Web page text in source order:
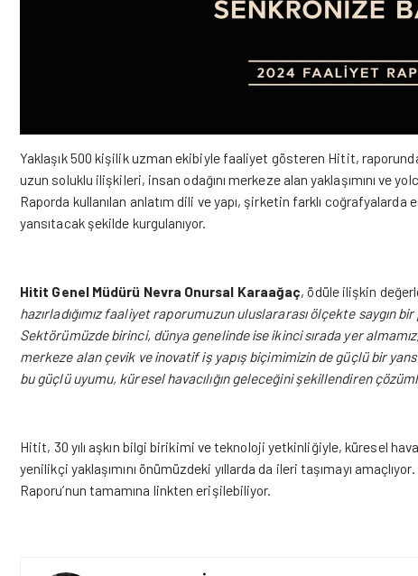
Yaklaşık 500 kişilik uzman ekibiyle faaliyet gösteren Hitit,
uzun soluklu ilişkileri, insan odağını merkeze alan yaklaşımını ve
Raporda kullanılan anlatım dili ve yapı, şirketin farklı coğrafyalarda
yansıtacak şekilde kurgulanıyor.
Hitit Genel Müdürü Nevra Onursal Karaağaç, ödüle ilişkin
hazırladığımız faaliyet raporumuzun uluslararası ölçekte
Sektörümüzde birinci, dünya genelinde ise ikinci sırada yer
merkeze alan çevik ve inovatif iş yapış biçimimizin de güçlü bir
bu güçlü uyumu, küresel havacılığın geleceğini şekillendiren
Hitit, 30 yılı aşkın bilgi birikimi ve teknoloji yetkinliğiyle, küresel
yenilikçi yaklaşımını önümüzdeki yıllarda da ileri taşımayı
Raporu’nun tamamına linkten erişilebiliyor.